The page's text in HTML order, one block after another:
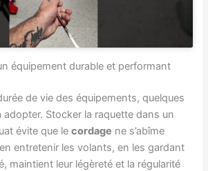
équipement durable et performant
de vie des équipements, quelques
Stocker la raquette dans un
évite que lecordage ne s’abîme
entretenir les volants, en les gardant
maintient leur légèreté et la régularité